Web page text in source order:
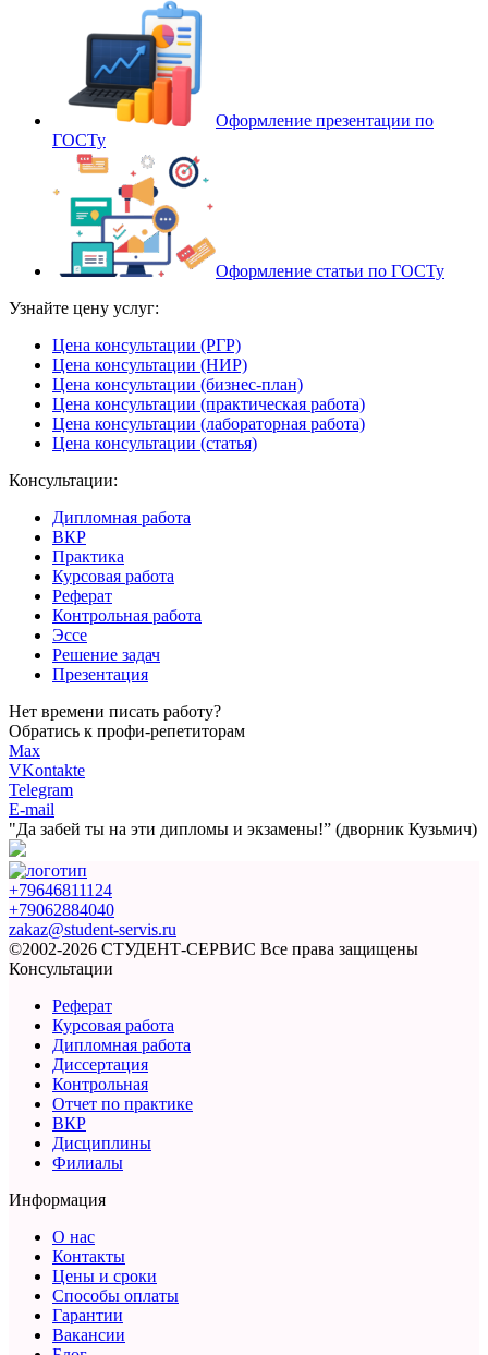
Оформление презентации по
ГОСТу
Оформление статьи по ГОСТу
Узнайте цену услуг:
Цена консультации (РГР)
Цена консультации (НИР)
Цена консультации (бизнес-план)
Цена консультации (практическая работа)
Цена консультации (лабораторная работа)
Цена консультации (статья)
Консультации:
Дипломная работа
ВКР
Практика
Курсовая работа
Реферат
Контрольная работа
Эссе
Решение задач
Презентация
Нет времени писать работу?
Обратись к профи-репетиторам
Max
VKontakte
Telegram
E-mail
"Да забей ты на эти дипломы и экзамены!” (дворник Кузьмич)
+79646811124
+79062884040
zakaz@student-servis.ru
©2002-2026 СТУДЕНТ-СЕРВИС Все права защищены
Консультации
Реферат
Курсовая работа
Дипломная работа
Диссертация
Контрольная
Отчет по практике
ВКР
Дисциплины
Филиалы
Информация
О нас
Контакты
Цены и сроки
Способы оплаты
Гарантии
Вакансии